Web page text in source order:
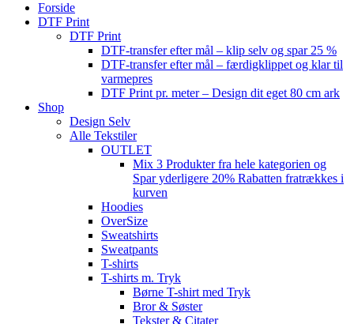
Forside
DTF Print
DTF Print
DTF-transfer efter mål – klip selv og spar 25 %
DTF-transfer efter mål – færdigklippet og klar til
varmepres
DTF Print pr. meter – Design dit eget 80 cm ark
Shop
Design Selv
Alle Tekstiler
OUTLET
Mix 3 Produkter fra hele kategorien og
Spar yderligere 20% Rabatten fratrækkes i
kurven
Hoodies
OverSize
Sweatshirts
Sweatpants
T-shirts
T-shirts m. Tryk
Børne T-shirt med Tryk
Bror & Søster
Tekster & Citater